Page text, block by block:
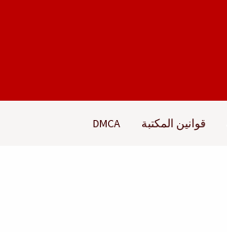
DMCA قوانين المكتبة